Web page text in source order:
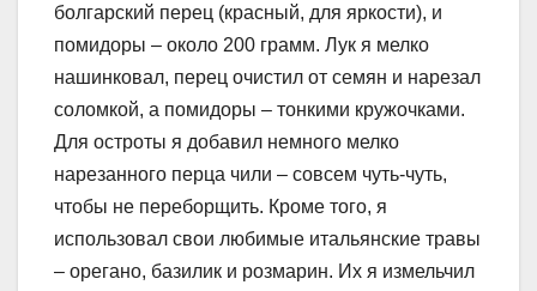
болгарский перец (красный, для яркости), и
помидоры – около 200 грамм. Лук я мелко
нашинковал, перец очистил от семян и нарезал
соломкой, а помидоры – тонкими кружочками.
Для остроты я добавил немного мелко
нарезанного перца чили – совсем чуть-чуть,
чтобы не переборщить. Кроме того, я
использовал свои любимые итальянские травы
– орегано, базилик и розмарин. Их я измельчил